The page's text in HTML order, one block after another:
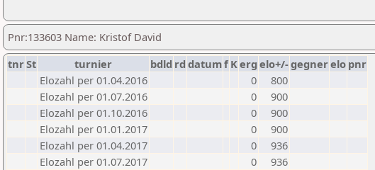
Pnr:133603 Name: Kristof David
tnrSt turnier bdld rd datumf Kerg elo+/-gegnerelo pnr
Elozahl per 01.04.2016
0
800
Elozahl per 01.07.2016
0
900
Elozahl per 01.10.2016
0
900
Elozahl per 01.01.2017
0
900
Elozahl per 01.04.2017
0
936
Elozahl per 01.07.2017
0
936